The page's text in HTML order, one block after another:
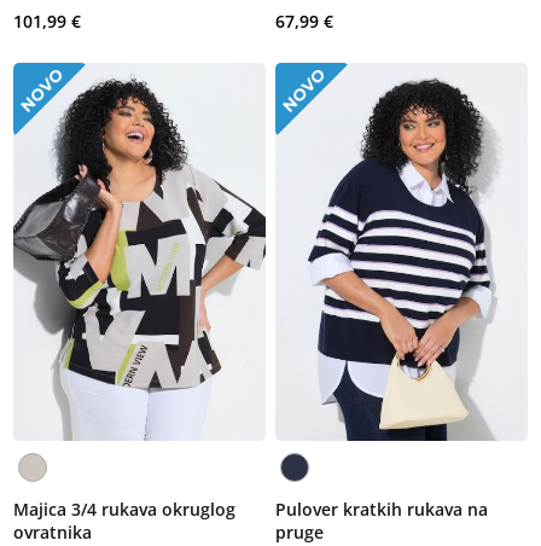
101,99 €
67,99 €
Majica 3/4 rukava okruglog
ovratnika
Pulover kratkih rukava na
pruge